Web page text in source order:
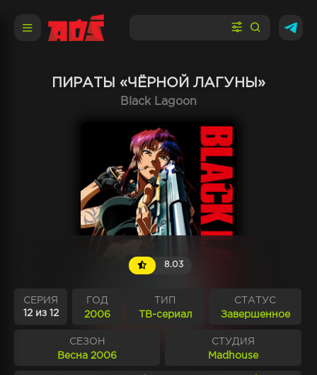
ПИРАТЫ «ЧЁРНОЙ ЛАГУНЫ»
Black Lagoon
8.03
СЕРИЯ
12 из 12
ГОД
2006
ТИП
ТВ-сериал
СТАТУС
Завершенное
СЕЗОН
Весна 2006
СТУДИЯ
Madhouse